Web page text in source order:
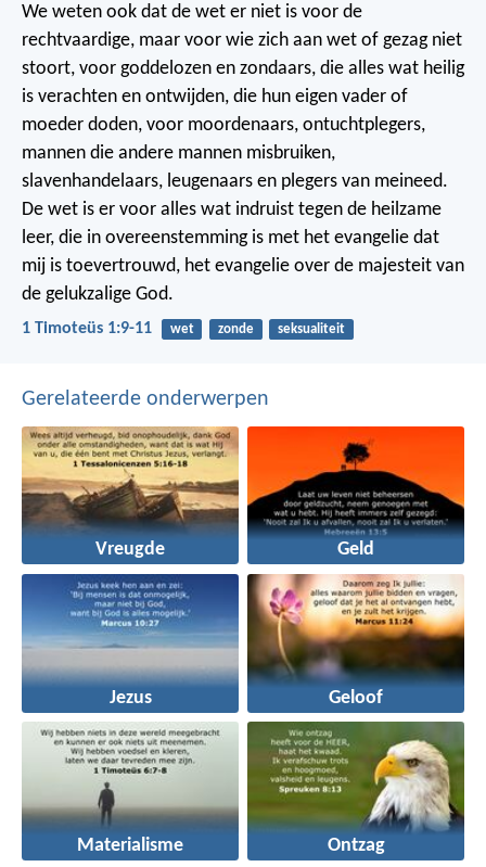
We weten ook dat de wet er niet is voor de
rechtvaardige, maar voor wie zich aan wet of gezag niet
stoort, voor goddelozen en zondaars, die alles wat heilig
is verachten en ontwijden, die hun eigen vader of
moeder doden, voor moordenaars, ontuchtplegers,
mannen die andere mannen misbruiken,
slavenhandelaars, leugenaars en plegers van meineed.
De wet is er voor alles wat indruist tegen de heilzame
leer, die in overeenstemming is met het evangelie dat
mij is toevertrouwd, het evangelie over de majesteit van
de gelukzalige God.
1 Timoteüs 1:9-11 wet zonde seksualiteit
Gerelateerde onderwerpen
Vreugde Geld
Jezus Geloof
Materialisme Ontzag